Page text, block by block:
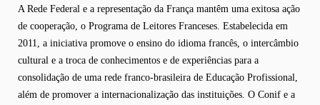
A Rede Federal e a representação da França mantêm uma exitosa ação
de cooperação, o Programa de Leitores Franceses. Estabelecida em
2011, a iniciativa promove o ensino do idioma francês, o intercâmbio
cultural e a troca de conhecimentos e de experiências para a
consolidação de uma rede franco-brasileira de Educação Profissional,
além de promover a internacionalização das instituições. O Conif e a